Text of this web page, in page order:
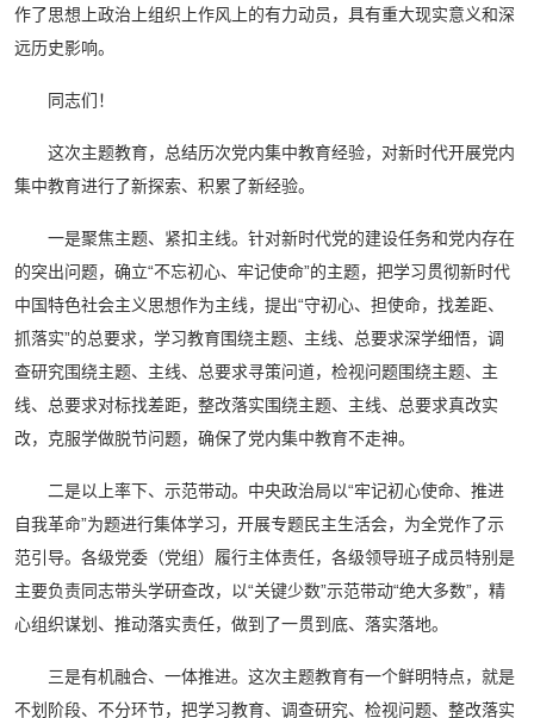
作了思想上政治上组织上作风上的有力动员，具有重大现实意义和深
远历史影响。
同志们！
这次主题教育，总结历次党内集中教育经验，对新时代开展党内
集中教育进行了新探索、积累了新经验。
一是聚焦主题、紧扣主线。针对新时代党的建设任务和党内存在
的突出问题，确立“不忘初心、牢记使命”的主题，把学习贯彻新时代
中国特色社会主义思想作为主线，提出“守初心、担使命，找差距、
抓落实”的总要求，学习教育围绕主题、主线、总要求深学细悟，调
查研究围绕主题、主线、总要求寻策问道，检视问题围绕主题、主
线、总要求对标找差距，整改落实围绕主题、主线、总要求真改实
改，克服学做脱节问题，确保了党内集中教育不走神。
二是以上率下、示范带动。中央政治局以“牢记初心使命、推进
自我革命”为题进行集体学习，开展专题民主生活会，为全党作了示
范引导。各级党委（党组）履行主体责任，各级领导班子成员特别是
主要负责同志带头学研查改，以“关键少数”示范带动“绝大多数”，精
心组织谋划、推动落实责任，做到了一贯到底、落实落地。
三是有机融合、一体推进。这次主题教育有一个鲜明特点，就是
不划阶段、不分环节，把学习教育、调查研究、检视问题、整改落实